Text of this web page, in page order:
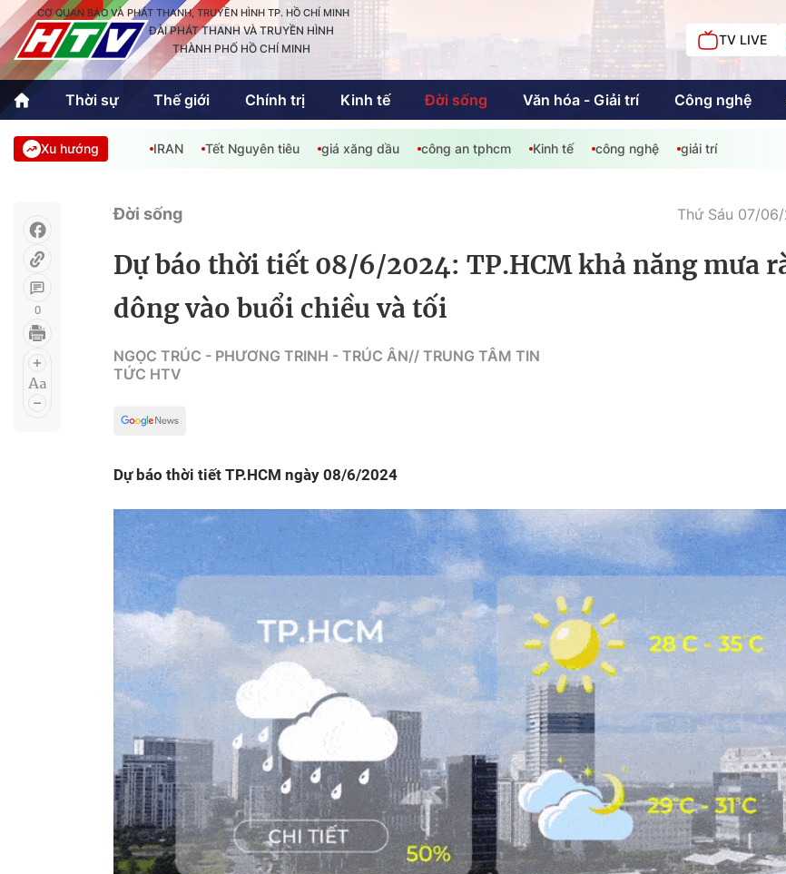
CƠ QUAN BÁO VÀ PHÁT THANH, TRUYỀN HÌNH TP. HỒ CHÍ MINH
ĐÀI PHÁT THANH VÀ TRUYỀN HÌNH
THÀNH PHỐ HỒ CHÍ MINH
TV LIVE
Thời sự Thế giới Chính trị Kinh tế Đời sống Văn hóa - Giải trí Công nghệ
Thời sự
Thể thao
Quốc tế
Văn hóa - Giải trí
Giáo dục Kinh tế
An Sinh
Công nghệ Phóng sự Khán giả HTV
Sự kiện quan tâm
Chuyên đề
Hồ Chí Minh
Chuyển đổi số
ngủ
Chậm
Bé xem gì
Mái ấm gia đình
Việt
Các show khác
Các chương trình
khác
Innovation Fest
Chung một tấm
lòng
Xu hướng IRAN Tết Nguyên tiêu giá xăng dầu công an tphcm Kinh tế công nghệ giải trí
0
Đời sống Thứ Sáu 07/
Dự báo thời tiết 08/6/2024: TP.HCM khả năng mưa
dông vào buổi chiều và tối
NGỌC TRÚC - PHƯƠNG TRINH - TRÚC ÂN// TRUNG TÂM TIN
TỨC HTV
Dự báo thời tiết TP.HCM ngày 08/6/2024